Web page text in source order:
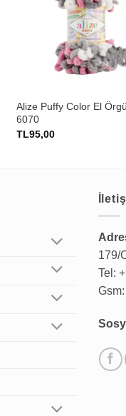
Alize Puffy Color El
6070
TL95,00
179/
Tel: